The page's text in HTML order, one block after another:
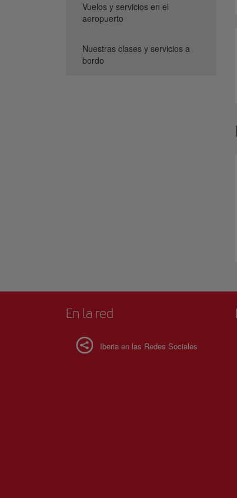
Vuelos y servicios en el
aeropuerto
Nuestras clases y servicios a
bordo
En la red
Iberia en las Redes Sociales